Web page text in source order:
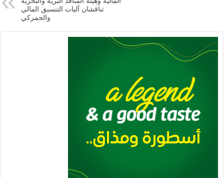
تناقشان آليات التنسيق المالي
والجمركي